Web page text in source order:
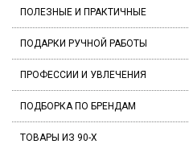
ПОЛЕЗНЫЕ И ПРАКТИЧНЫЕ
ПОДАРКИ РУЧНОЙ РАБОТЫ
ПРОФЕССИИ И УВЛЕЧЕНИЯ
ПОДБОРКА ПО БРЕНДАМ
ТОВАРЫ ИЗ 90-Х